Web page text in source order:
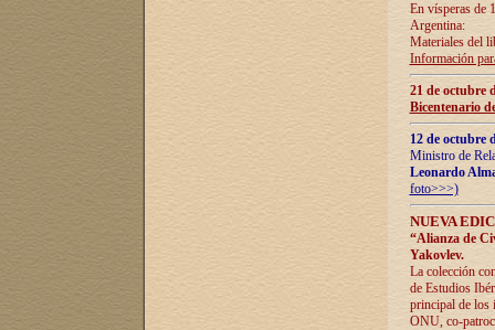
En vísperas de
Argentina:
Materiales del
Información
21 de octubre
Bicentenario
12 de octubre
Ministro de
Leonardo
foto>>>)
NUEVA
“Alianza de
Yakovlev.
La colección
de Estudios
principal de los
ONU, co-